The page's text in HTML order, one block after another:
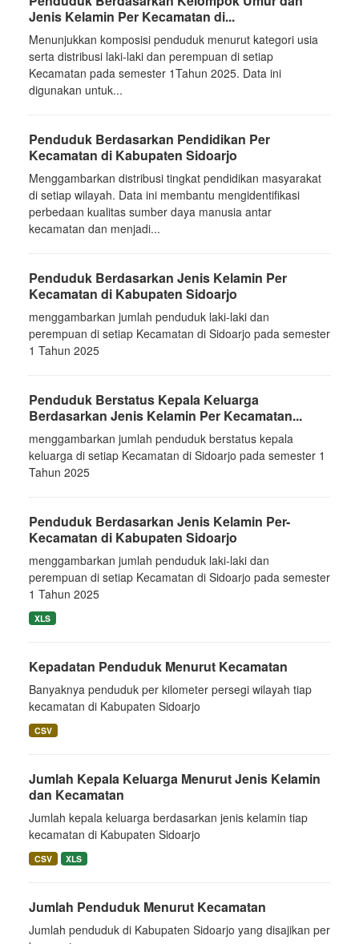
Jenis Kelamin Per Kecamatan di...
Menunjukkan komposisi penduduk menurut kategori usia
serta distribusi laki-laki dan perempuan di setiap
Kecamatan pada semester 1Tahun 2025. Data ini
digunakan untuk...
Penduduk Berdasarkan Pendidikan Per
Kecamatan di Kabupaten Sidoarjo
Menggambarkan distribusi tingkat pendidikan masyarakat
di setiap wilayah. Data ini membantu mengidentifikasi
perbedaan kualitas sumber daya manusia antar
kecamatan dan menjadi...
Penduduk Berdasarkan Jenis Kelamin Per
Kecamatan di Kabupaten Sidoarjo
menggambarkan jumlah penduduk laki-laki dan
perempuan di setiap Kecamatan di Sidoarjo pada semester
1 Tahun 2025
Penduduk Berstatus Kepala Keluarga
Berdasarkan Jenis Kelamin Per Kecamatan...
menggambarkan jumlah penduduk berstatus kepala
keluarga di setiap Kecamatan di Sidoarjo pada semester 1
Tahun 2025
Penduduk Berdasarkan Jenis Kelamin Per-
Kecamatan di Kabupaten Sidoarjo
menggambarkan jumlah penduduk laki-laki dan
perempuan di setiap Kecamatan di Sidoarjo pada semester
1 Tahun 2025
XLS
Kepadatan Penduduk Menurut Kecamatan
Banyaknya penduduk per kilometer persegi wilayah tiap
kecamatan di Kabupaten Sidoarjo
CSV
Jumlah Kepala Keluarga Menurut Jenis Kelamin
dan Kecamatan
Jumlah kepala keluarga berdasarkan jenis kelamin tiap
kecamatan di Kabupaten Sidoarjo
CSV XLS
Jumlah Penduduk Menurut Kecamatan
Jumlah penduduk di Kabupaten Sidoarjo yang disajikan per